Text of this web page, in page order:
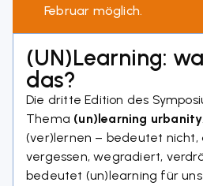
Februar möglich.
(UN)Learning:
das?
Die dritte Edition des
Thema (un)learning urbanity
(ver)lernen – bedeutet nicht,
vergessen, wegradiert,
bedeutet (un)learning für